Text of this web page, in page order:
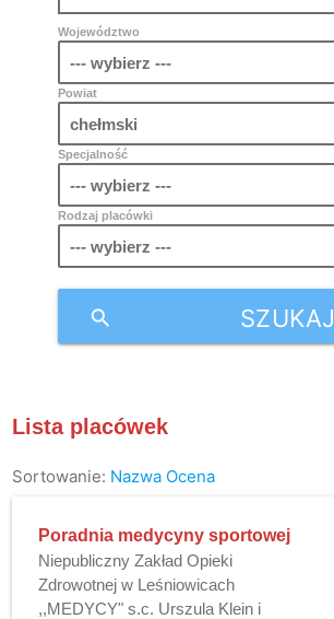
Województwo
Powiat
Specjalność
Rodzaj placówki
SZUKAJ
search
Lista placówek
Sortowanie: Nazwa Ocena
Poradnia medycyny sportowej
Niepubliczny Zakład Opieki
Zdrowotnej w Leśniowicach
,,MEDYCY" s.c. Urszula Klein i